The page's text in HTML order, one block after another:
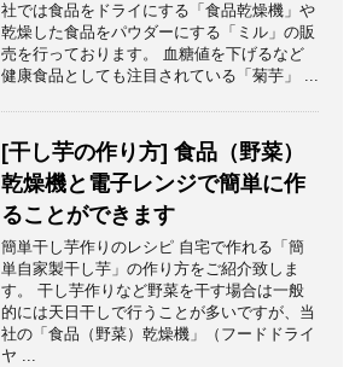
社では食品をドライにする「食品乾燥機」や
乾燥した食品をパウダーにする「ミル」の販
売を行っております。 血糖値を下げるなど
健康食品としても注目されている「菊芋」 ...
[干し芋の作り方] 食品（野菜）
乾燥機と電子レンジで簡単に作
ることができます
簡単干し芋作りのレシピ 自宅で作れる「簡
単自家製干し芋」の作り方をご紹介致しま
す。 干し芋作りなど野菜を干す場合は一般
的には天日干しで行うことが多いですが、当
社の「食品（野菜）乾燥機」（フードドライ
ヤ ...